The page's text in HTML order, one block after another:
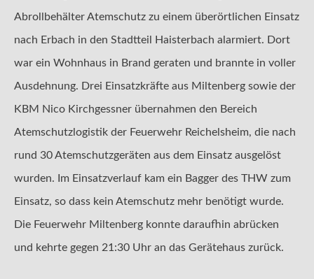
Abrollbehälter Atemschutz zu einem überörtlichen Einsatz
nach Erbach in den Stadtteil Haisterbach alarmiert. Dort
war ein Wohnhaus in Brand geraten und brannte in voller
Ausdehnung. Drei Einsatzkräfte aus Miltenberg sowie der
KBM Nico Kirchgessner übernahmen den Bereich
Atemschutzlogistik der Feuerwehr Reichelsheim, die nach
rund 30 Atemschutzgeräten aus dem Einsatz ausgelöst
wurden. Im Einsatzverlauf kam ein Bagger des THW zum
Einsatz, so dass kein Atemschutz mehr benötigt wurde.
Die Feuerwehr Miltenberg konnte daraufhin abrücken
und kehrte gegen 21:30 Uhr an das Gerätehaus zurück.